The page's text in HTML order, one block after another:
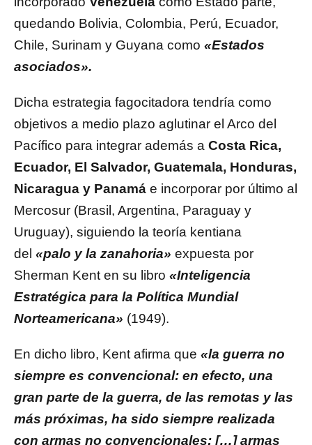
quedando Bolivia, Colombia, Perú, Ecuador,
Chile, Surinam y Guyana como «Estados
asociados».
Dicha estrategia fagocitadora tendría como
objetivos a medio plazo aglutinar el Arco del
Pacífico para integrar además a Costa Rica,
Ecuador, El Salvador, Guatemala, Honduras,
Nicaragua y Panamá e incorporar por último al
Mercosur (Brasil, Argentina, Paraguay y
Uruguay), siguiendo la teoría kentiana
del «palo y la zanahoria» expuesta por
Sherman Kent en su libro «Inteligencia
Estratégica para la Política Mundial
Norteamericana» (1949).
En dicho libro, Kent afirma que «la guerra no
siempre es convencional: en efecto, una
gran parte de la guerra, de las remotas y las
más próximas, ha sido siempre realizada
con armas no convencionales: […] armas